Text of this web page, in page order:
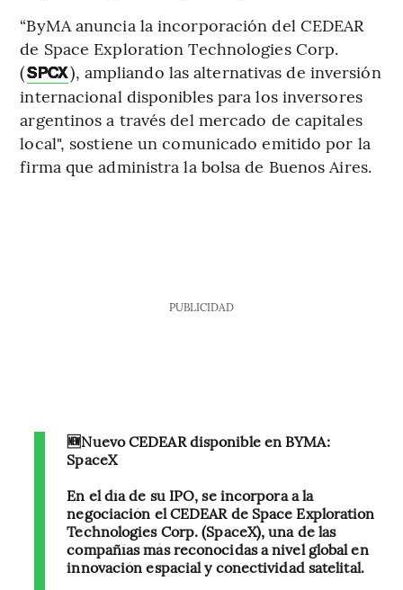
“ByMA anuncia la incorporación del CEDEAR
de Space Exploration Technologies Corp.
(SPCX), ampliando las alternativas de inversión
internacional disponibles para los inversores
argentinos a través del mercado de capitales
local", sostiene un comunicado emitido por la
firma que administra la bolsa de Buenos Aires.
PUBLICIDAD
🆕Nuevo CEDEAR disponible en BYMA:
SpaceX​
En el día de su IPO, se incorpora a la
negociación el CEDEAR de Space Exploration
Technologies Corp. (SpaceX), una de las
compañías más reconocidas a nivel global en
innovación espacial y conectividad satelital.​